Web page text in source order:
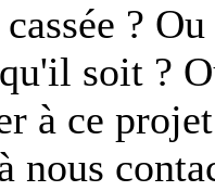
?
soit ?
à ce
nous